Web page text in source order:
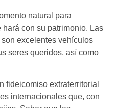
natural para
con su patrimonio. Las
excelentes vehículos
seres queridos, así como
fideicomiso extraterritorial
internacionales que, con